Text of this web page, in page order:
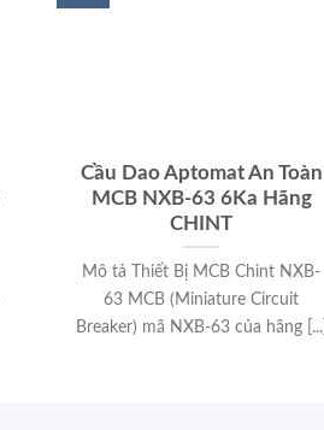
Cầu Dao Aptomat An Toàn
MCB NXB-63 6Ka Hãng
CHINT
Mô tả Thiết Bị MCB Chint NXB-
63 MCB (Miniature Circuit
Breaker) mã NXB-63 của hãng [...]